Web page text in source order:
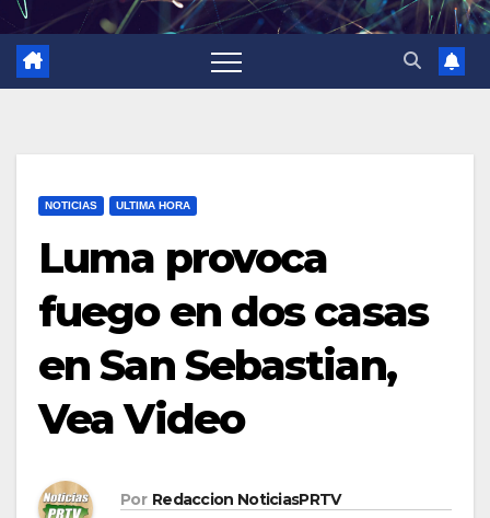
NOTICIAS ULTIMA HORA
Luma provoca
fuego en dos casas
en San Sebastian,
Vea Video
Por Redaccion NoticiasPRTV